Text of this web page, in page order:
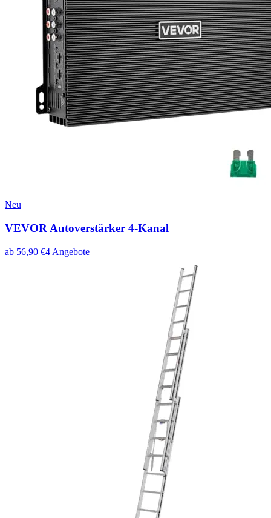
Neu
VEVOR Autoverstärker 4-Kanal
ab 56,90 €4 Angebote